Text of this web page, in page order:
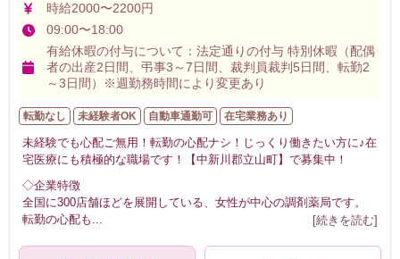
時給2000〜2200円
09:00〜18:00
有給休暇の付与について：法定通りの付与 特別休暇（配偶
者の出産2日間、弔事3～7日間、裁判員裁判5日間、転勤2
～3日間）※週勤務時間により変更あり
転勤なし 未経験者OK 自動車通勤可 在宅業務あり
未経験でも心配ご無用！転勤の心配ナシ！じっくり働きたい方に♪在
宅医療にも積極的な職場です！【中新川郡立山町】で募集中！
◇企業特徴
全国に300店舗ほどを展開している、女性が中心の調剤薬局です。
転勤の心配も ... [続きを読む]